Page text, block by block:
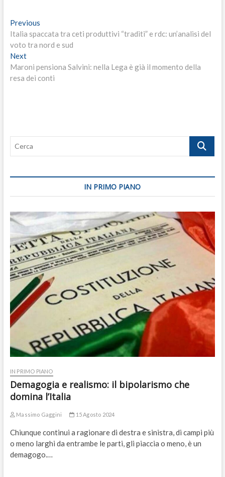
Navigazione
articoli
PreviousPrevious
post:
Italia spaccata tra ceti produttivi “traditi” e rdc: un’analisi del
voto tra nord e sud
NextNext
post:
Maroni pensiona Salvini: nella Lega è già il momento della
resa dei conti
Cerca
IN PRIMO PIANO
IN PRIMO PIANO
Demagogia e realismo: il bipolarismo che
domina l’Italia
Massimo Gaggini 15 Agosto 2024
Chiunque continui a ragionare di destra e sinistra, di campi più
o meno larghi da entrambe le parti, gli piaccia o meno, è un
demagogo.…